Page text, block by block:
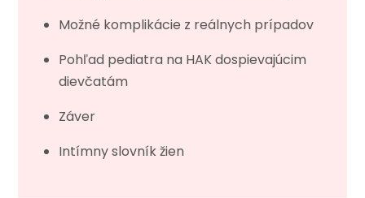
Možné komplikácie z reálnych prípadov
Pohľad pediatra na HAK dospievajúcim
dievčatám
Záver
Intímny slovník žien